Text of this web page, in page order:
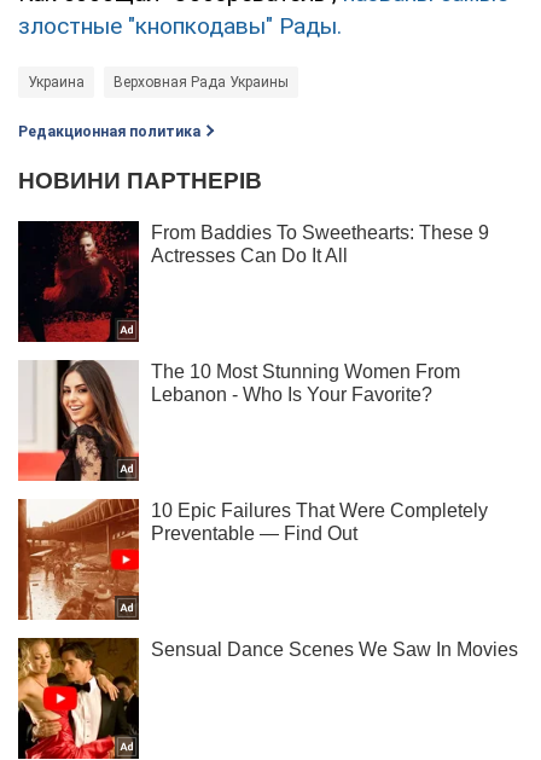
злостные "кнопкодавы" Рады.
Украина Верховная Рада Украины
Редакционная политика